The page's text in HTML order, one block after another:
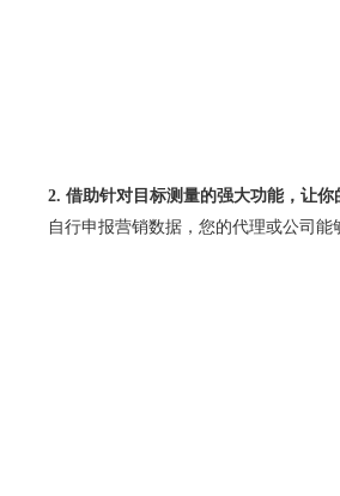
2. 借助针对目标测量的强大功能，让你
自行申报营销数据，您的代理或公司